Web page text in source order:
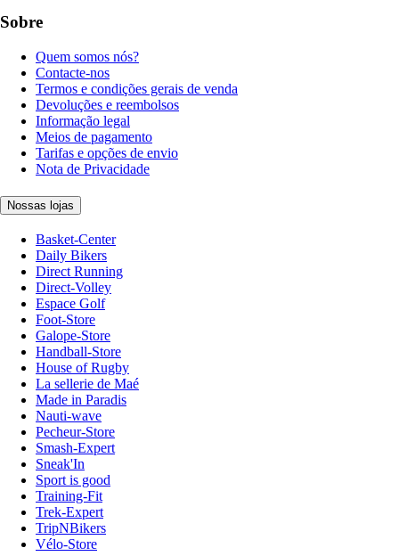
Sobre
Quem somos nós?
Contacte-nos
Termos e condições gerais de venda
Devoluções e reembolsos
Informação legal
Meios de pagamento
Tarifas e opções de envio
Nota de Privacidade
Nossas lojas
Basket-Center
Daily Bikers
Direct Running
Direct-Volley
Espace Golf
Foot-Store
Galope-Store
Handball-Store
House of Rugby
La sellerie de Maé
Made in Paradis
Nauti-wave
Pecheur-Store
Smash-Expert
Sneak'In
Sport is good
Training-Fit
Trek-Expert
TripNBikers
Vélo-Store